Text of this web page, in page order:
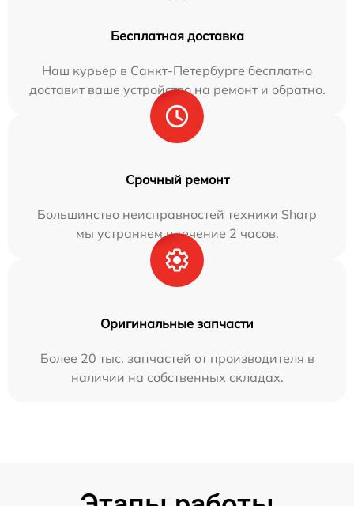
Бесплатная доставка
Наш курьер в Санкт-Петербурге бесплатно
доставит ваше устройство на ремонт и обратно.
Срочный ремонт
Большинство неисправностей техники Sharp
мы устраняем в течение 2 часов.
Оригинальные запчасти
Более 20 тыс. запчастей от производителя в
наличии на собственных складах.